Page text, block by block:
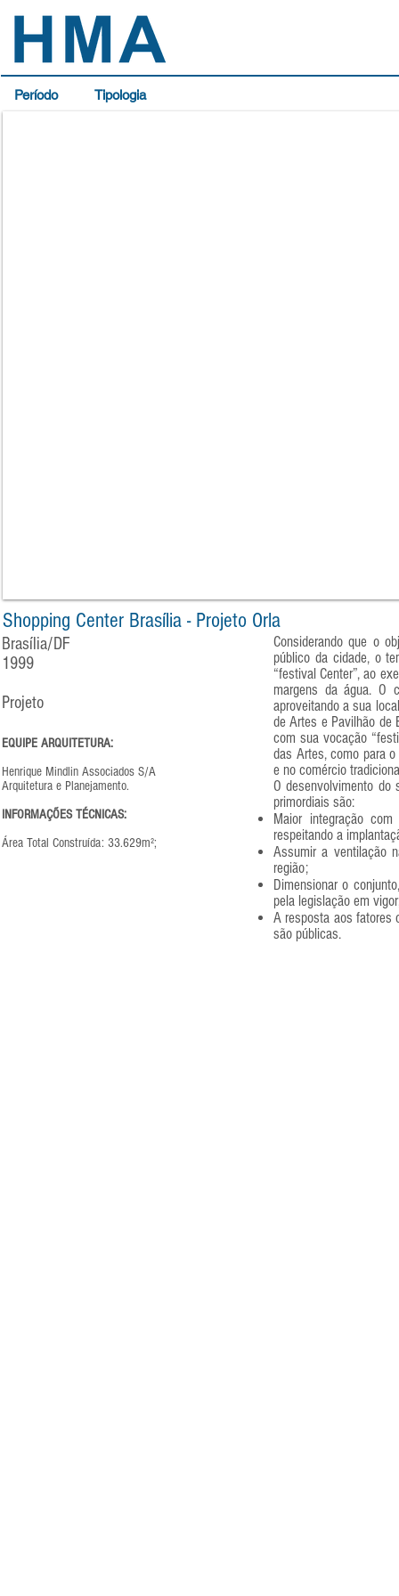
Período Tipologia
Shopping Center Brasília - Projeto Orla
Brasília/DF
1999
Projeto
EQUIPE ARQUITETURA:
Henrique Mindlin Associados S/A
Arquitetura e Planejamento.
INFORMAÇÕES TÉCNICAS:
Área Total Construída: 33.629m²;
Considerando que o
público da cidade, o
“festival Center”, ao
margens da água. O
aproveitando a sua
de Artes e Pavilhão de
com sua vocação
das Artes, como para
e no comércio
O desenvolvimento do
primordiais são:
Maior integração
respeitando a
Assumir a ventilação
região;
Dimensionar o
pela legislação em
A resposta aos fatores
são públicas.